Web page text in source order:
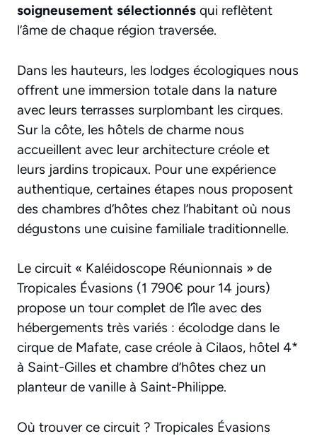
soigneusement sélectionnés qui reflètent
l’âme de chaque région traversée.
Dans les hauteurs, les lodges écologiques nous
offrent une immersion totale dans la nature
avec leurs terrasses surplombant les cirques.
Sur la côte, les hôtels de charme nous
accueillent avec leur architecture créole et
leurs jardins tropicaux. Pour une expérience
authentique, certaines étapes nous proposent
des chambres d’hôtes chez l’habitant où nous
dégustons une cuisine familiale traditionnelle.
Le circuit « Kaléidoscope Réunionnais » de
Tropicales Évasions (1 790€ pour 14 jours)
propose un tour complet de l’île avec des
hébergements très variés : écolodge dans le
cirque de Mafate, case créole à Cilaos, hôtel 4*
à Saint-Gilles et chambre d’hôtes chez un
planteur de vanille à Saint-Philippe.
Où trouver ce circuit ? Tropicales Évasions